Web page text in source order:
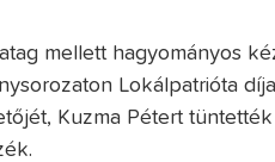
mellett hagyományos
Lokálpatrióta
Kuzma Pétert